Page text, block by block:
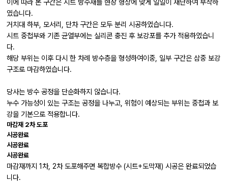
였습니다.
거치대 하부, 모서리, 단차 구간은 모두 분리 시공하였습니다.
시트 중첩부와 기존 균열부에는 실리콘 충진 후 보강포를 추가 적용하였습니
다.
해당 부위는 이후 다시 한 차례 방수층을 형성하여이중, 일부 구간은 삼중 보강
구조로 마감하였습니다.
당사는 방수 공정을 단순화하지 않습니다.
누수 가능성이 있는 구조는 공정을 나누고, 위험이 예상되는 부위는 중첩과 보
강을 기본으로 적용합니다.
마감재 2차 도포
시공완료
시공완료
시공완료
마감재까지 1차, 2차 도포해주면 복합방수 (시트+도막재) 시공은 완료되었습
니다.